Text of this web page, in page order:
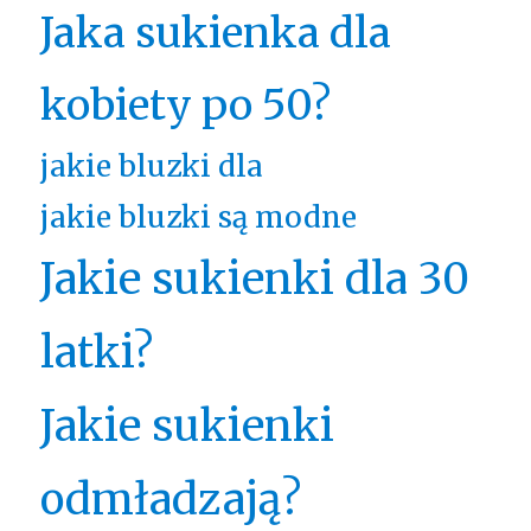
Jaka sukienka dla
kobiety po 50?
jakie bluzki dla
jakie bluzki są modne
Jakie sukienki dla 30
latki?
Jakie sukienki
odmładzają?